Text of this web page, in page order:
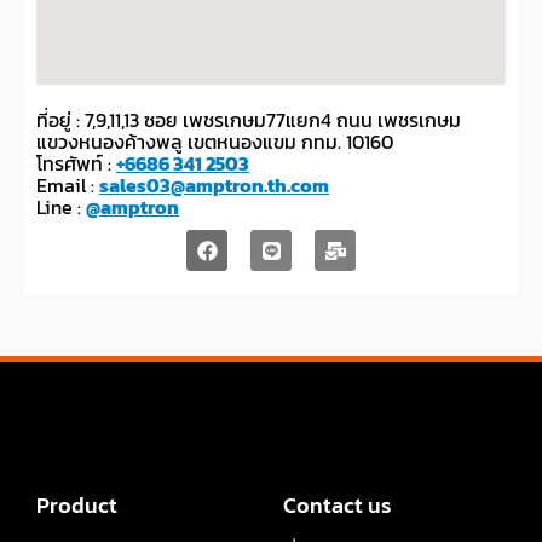
ที่อยู่ : 7,9,11,13 ซอย เพชรเกษม77แยก4 ถนน เพชรเกษม
แขวงหนองค้างพลู เขตหนองแขม กทม. 10160
โทรศัพท์ :+6686 341 2503
Email :sales03@amptron.th.com
Line :@amptron
Product
Contact us